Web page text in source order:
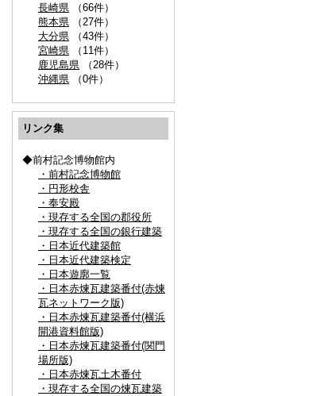
長崎県 （66件）
熊本県 （27件）
大分県 （43件）
宮崎県 （11件）
鹿児島県 （28件）
沖縄県 （0件）
リンク集
◆前村記念博物館内
・前村記念博物館
・円形校舎
・奉安殿
・現存する全国の郡役所
・現存する全国の銀行建築
・日本近代建築館
・日本近代建築検定
・日本遊廓一覧
・日本赤煉瓦建築番付(赤煉
瓦ネットワーク版)
・日本赤煉瓦建築番付(横浜
開港資料館版)
・日本赤煉瓦建築番付(関門
場所版)
・日本赤煉瓦土木番付
・現存する全国の煉瓦建築